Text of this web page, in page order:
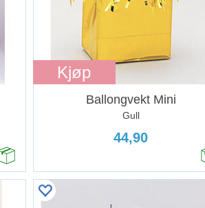
Kjøp
Ballongvekt Mini
Gull
44,90